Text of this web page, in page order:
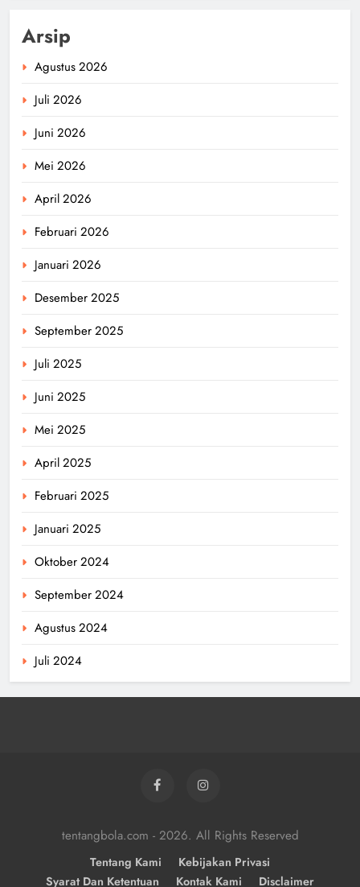
Arsip
Agustus 2026
Juli 2026
Juni 2026
Mei 2026
April 2026
Februari 2026
Januari 2026
Desember 2025
September 2025
Juli 2025
Juni 2025
Mei 2025
April 2025
Februari 2025
Januari 2025
Oktober 2024
September 2024
Agustus 2024
Juli 2024
tentangbola.com - 2026. All Rights Reserved
Tentang Kami
Kebijakan Privasi
Syarat Dan Ketentuan
Kontak Kami Disclaimer